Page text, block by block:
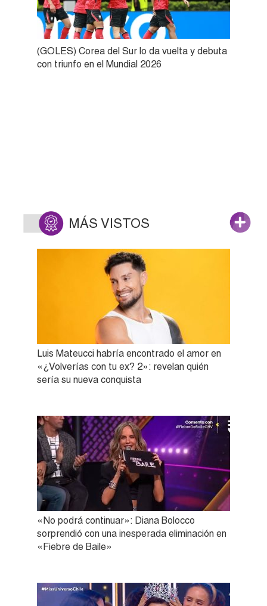
(GOLES) Corea del Sur lo da vuelta y debuta
con triunfo en el Mundial 2026
MÁS VISTOS
Luis Mateucci habría encontrado el amor en
«¿Volverías con tu ex? 2»: revelan quién
sería su nueva conquista
«No podrá continuar»: Diana Bolocco
sorprendió con una inesperada eliminación en
«Fiebre de Baile»